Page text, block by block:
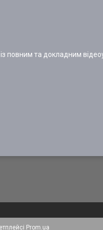
із повним та докладним
Prom.ua